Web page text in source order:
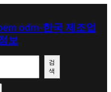
odm-한국 제조업
보
검
색